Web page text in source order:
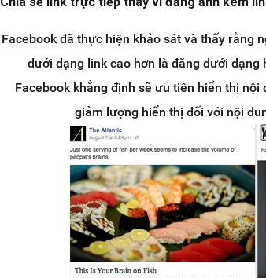
Facebook đã thực hiện khảo sát và thấy rằng
dưới dạng link cao hơn là đăng dưới dạng
Facebook khẳng định sẽ ưu tiên hiển thị
giảm lượng hiển thị đối với nội